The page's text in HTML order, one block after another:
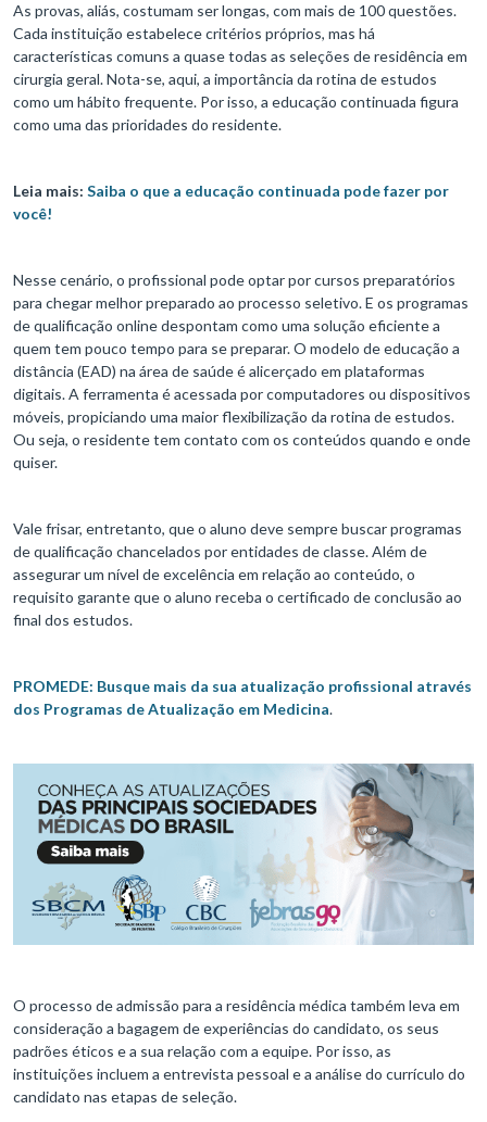
As provas, aliás, costumam ser longas, com mais de 100 questões.
Cada instituição estabelece critérios próprios, mas há
características comuns a quase todas as seleções de residência em
cirurgia geral. Nota-se, aqui, a importância da rotina de estudos
como um hábito frequente. Por isso, a educação continuada figura
como uma das prioridades do residente.
Leia mais: Saiba o que a educação continuada pode fazer por
você!
Nesse cenário, o profissional pode optar por cursos preparatórios
para chegar melhor preparado ao processo seletivo. E os programas
de qualificação online despontam como uma solução eficiente a
quem tem pouco tempo para se preparar. O modelo de educação a
distância (EAD) na área de saúde é alicerçado em plataformas
digitais. A ferramenta é acessada por computadores ou dispositivos
móveis, propiciando uma maior flexibilização da rotina de estudos.
Ou seja, o residente tem contato com os conteúdos quando e onde
quiser.
Vale frisar, entretanto, que o aluno deve sempre buscar programas
de qualificação chancelados por entidades de classe. Além de
assegurar um nível de excelência em relação ao conteúdo, o
requisito garante que o aluno receba o certificado de conclusão ao
final dos estudos.
PROMEDE: Busque mais da sua atualização profissional através
dos Programas de Atualização em Medicina.
O processo de admissão para a residência médica também leva em
consideração a bagagem de experiências do candidato, os seus
padrões éticos e a sua relação com a equipe. Por isso, as
instituições incluem a entrevista pessoal e a análise do currículo do
candidato nas etapas de seleção.